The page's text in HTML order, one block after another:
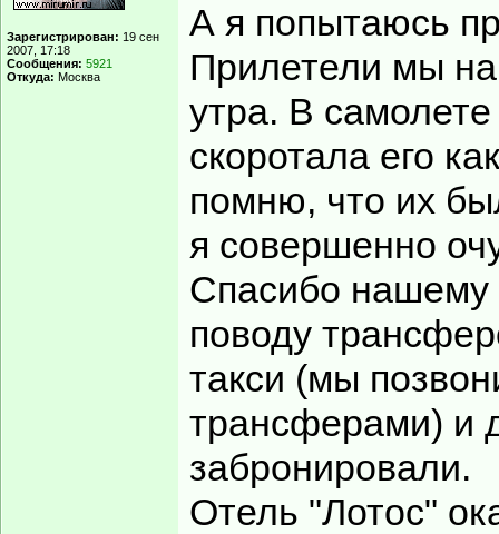
Зарегистрирован: 19 сен
2007, 17:18
Сообщения: 5921
Откуда: Москва
А я попытаюсь
Прилетели мы
утра. В
скоротала его
помню, что их
я совершенно
Спасибо нашему
поводу
такси (мы
трансферами) и
забронировали.
Отель "Лотос"